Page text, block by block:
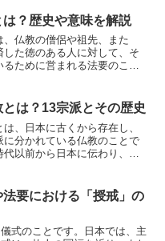
れています。丸柱の意味は、
言宗では、丸柱は「空」を、浄
を表しているとされています。
は？歴史や意味を解説
、仏教の僧侶や祖先、また
した徳のある人に対して、そ
るために営まれる法要のこと
四恩とは、父母の恩、師匠の
恩、三宝の恩のことで、この
報いるために営まれるのが
。報恩講は、各宗派によって
期や内容は異なりますが、一
は？13宗派とその歴史
、
日本に古くから存在し、
に分かれている仏教のことで
以前から日本に伝わり、日
真宗、曹洞宗、臨済宗、日蓮
、融通念仏宗、真宗、時宗、
宗の13宗派があります。天
安時代初期に最澄によって開
法要における「授戒」の
式のことです。日本では、主